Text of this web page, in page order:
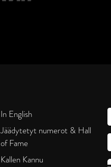
In English
Jäädytetyt numerot & Hall
of Fame
Kallen Kannu